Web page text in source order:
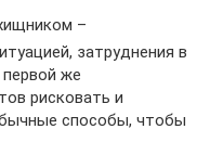
–
затруднения в
же
рисковать и
способы, чтобы